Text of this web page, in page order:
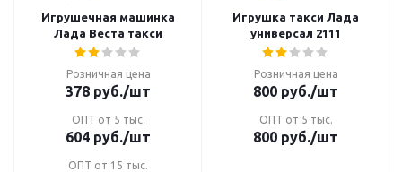
Игрушечная машинка
Лада Веста такси
Розничная цена
378 руб./шт
ОПТ от 5 тыс.
604 руб./шт
ОПТ от 15 тыс.
Игрушка такси Лада
универсал 2111
Розничная цена
800 руб./шт
ОПТ от 5 тыс.
800 руб./шт